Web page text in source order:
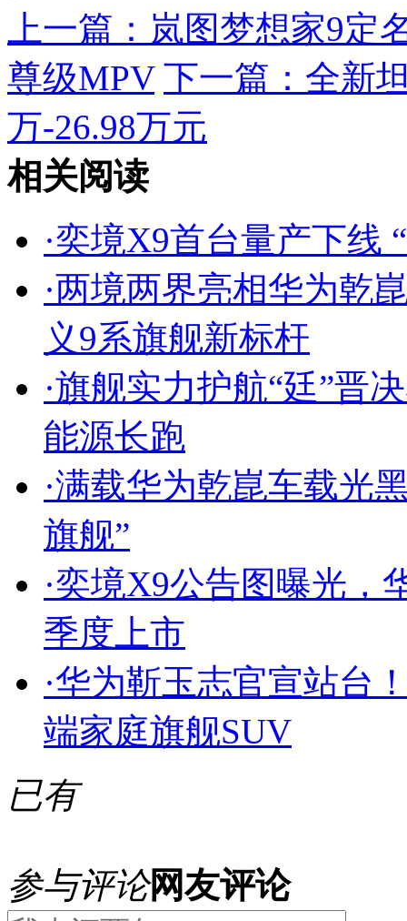
上一篇： 岚图梦想家9定
尊级MPV 下一篇： 全新
万-26.98万元
相关阅读
·奕境X9首台量产下线
·两境两界亮相华为乾
义9系旗舰新标杆
·旗舰实力护航“廷”晋
能源长跑
·满载华为乾崑车载光
旗舰”
·奕境X9公告图曝光，
季度上市
·华为靳玉志官宣站台
端家庭旗舰SUV
已有
参与评论网友评论